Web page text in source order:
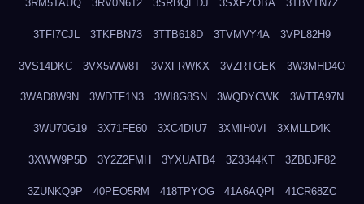
3RM5TAUQ 3RV0N612 3SRBQEDJ 3SXFZOBA 3TBVTN7Z
3TFI7CJL 3TKFBN73 3TTB618D 3TVMVY4A 3VPL82H9
3VS14DKC 3VX5WW8T 3VXFRWKX 3VZRTGEK 3W3MHD4O
3WAD8W9N 3WDTF1N3 3WI8G8SN 3WQDYCWK 3WTTA97N
3WU70G19 3X71FE60 3XC4DIU7 3XMIH0VI 3XMLLD4K
3XWW9P5D 3Y2Z2FMH 3YXUATB4 3Z3344KT 3ZBBJF82
3ZUNKQ9P 40PEO5RM 418TPYOG 41A6AQPI 41CR68ZC